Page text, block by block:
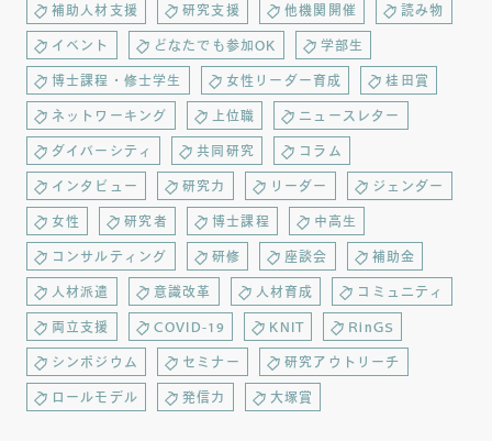
補助人材支援 研究支援 他機関開催 読み物
イベント どなたでも参加OK 学部生
博士課程・修士学生 女性リーダー育成 桂田賞
ネットワーキング 上位職 ニュースレター
ダイバーシティ 共同研究 コラム
インタビュー 研究力 リーダー ジェンダー
女性 研究者 博士課程 中高生
コンサルティング 研修 座談会 補助金
人材派遣 意識改革 人材育成 コミュニティ
両立支援 COVID-19 KNIT RinGS
シンポジウム セミナー 研究アウトリーチ
ロールモデル 発信力 大塚賞